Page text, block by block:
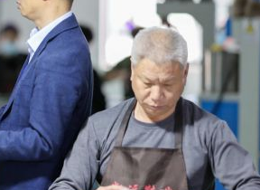
让核能赋能千行百业